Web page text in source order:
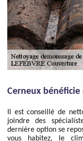
Cerneux
Il est conseillé de
joindre des
dernière option se
vous habitez, le